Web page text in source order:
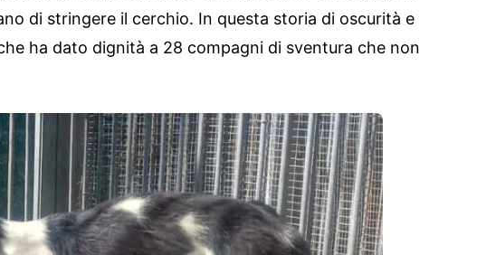
di stringere il cerchio. In questa storia di oscurità e
ha dato dignità a 28 compagni di sventura che non